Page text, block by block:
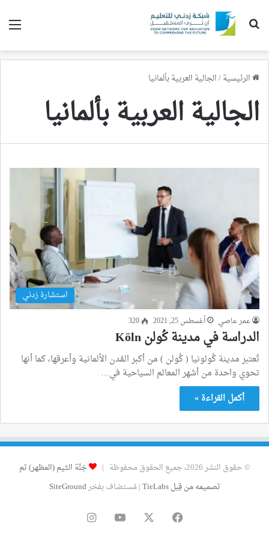
بحث عن
الرئيسية/الجالية العربية بألمانيا
الجالية العربية بألمانيا
استشارة زدني
عمر عاصي أغسطس 25, 2021 320
الدراسة في مدينة كُولن Köln
تُعتبر مدينة كُولونيا ( كُولن ) من أكبر المُدن الألمانية وأعرقها، كما أنها
تحوي واحدة من أشهر المعالم السياحية في…
أكمل القراءة »
© حقوق النشر 2026، جميع الحقوق محفوظة |
جَنَّة الثيم (المظهر) تم
تصميمه من قِبل TieLabs
| مُستضاف بفخرSiteGround
فيسبوك ‫YouTube